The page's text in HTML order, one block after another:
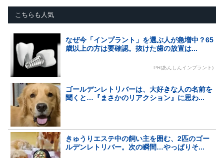
こちらも人気
なぜ今「インプラント」を選ぶ人が急増中？65
歳以上の方は要確認。抜けた歯の放置は...
PR(あんしんインプラント)
ゴールデンレトリバーは、大好きな人の名前を
聞くと…『まさかのリアクション』に思わ...
きゅうりエステ中の飼い主を囲む、2匹のゴー
ルデンレトリバー。次の瞬間…やっぱりそ...